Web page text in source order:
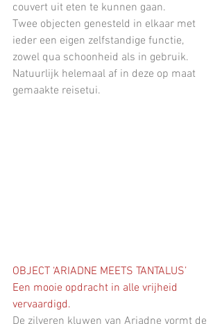
couvert uit eten te kunnen gaan.
Twee objecten genesteld in elkaar met
ieder een eigen zelfstandige functie,
zowel qua schoonheid als in gebruik.
Natuurlijk helemaal af in deze op maat
gemaakte reisetui.
OBJECT ‘ARIADNE MEETS TANTALUS’
Een mooie opdracht in alle vrijheid
vervaardigd.
De zilveren kluwen van Ariadne vormt de